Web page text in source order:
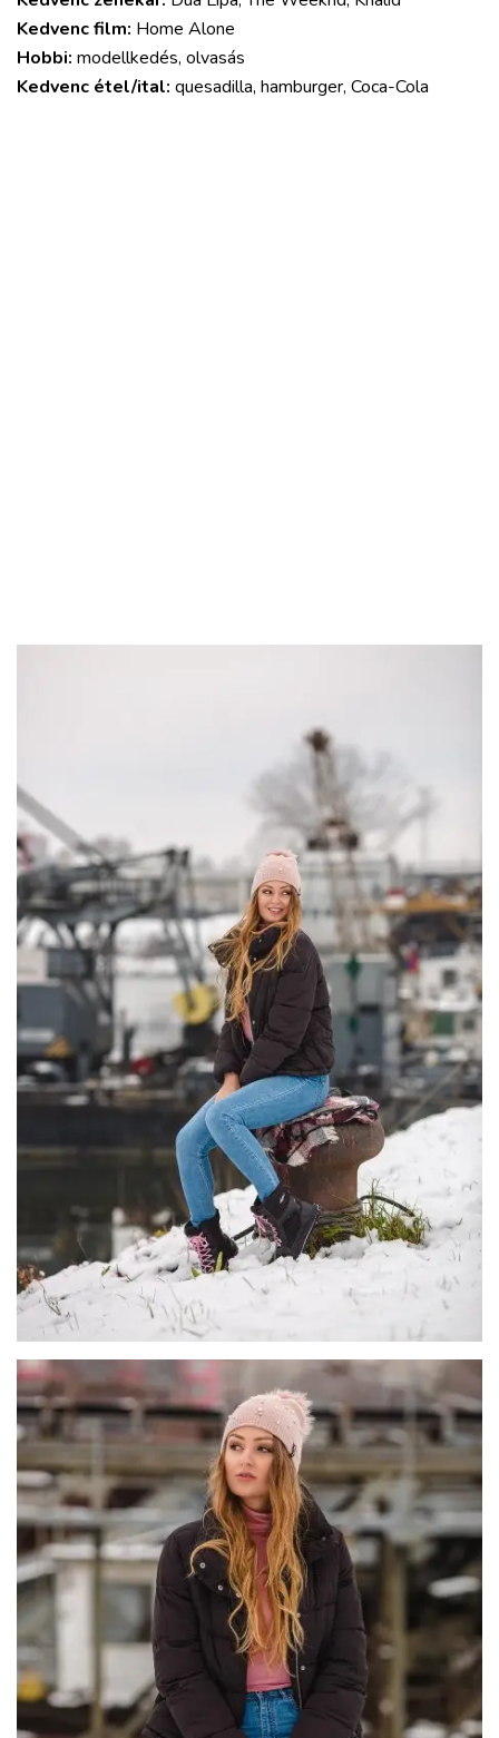
Kedvenc film: Home Alone
Hobbi: modellkedés, olvasás
Kedvenc étel/ital: quesadilla, hamburger, Coca-Cola